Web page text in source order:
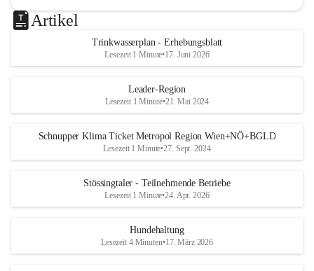
Artikel
Trinkwasserplan - Erhebungsblatt
Lesezeit 1 Minute•17. Juni 2026
Leader-Region
Lesezeit 1 Minute•21. Mai 2024
Schnupper Klima Ticket Metropol Region Wien+NÖ+BGLD
Lesezeit 1 Minute•27. Sept. 2024
Stössingtaler - Teilnehmende Betriebe
Lesezeit 1 Minute•24. Apr. 2026
Hundehaltung
Lesezeit 4 Minuten•17. März 2026